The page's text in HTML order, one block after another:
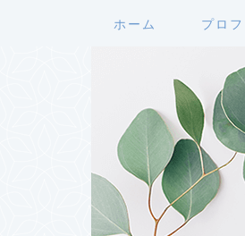
ホーム プロ